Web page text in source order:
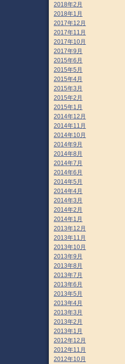
2018年2月
2018年1月
2017年12月
2017年11月
2017年10月
2017年9月
2015年6月
2015年5月
2015年4月
2015年3月
2015年2月
2015年1月
2014年12月
2014年11月
2014年10月
2014年9月
2014年8月
2014年7月
2014年6月
2014年5月
2014年4月
2014年3月
2014年2月
2014年1月
2013年12月
2013年11月
2013年10月
2013年9月
2013年8月
2013年7月
2013年6月
2013年5月
2013年4月
2013年3月
2013年2月
2013年1月
2012年12月
2012年11月
2012年10月